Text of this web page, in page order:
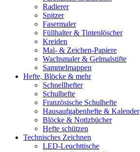
Radierer
Spitzer
Fasermaler
Füllhalter & Tintenlöscher
Kreiden
Mal- & Zeichen-Papiere
Wachsmaler & Gelmalstifte
Sammelmappen
Hefte, Blöcke & mehr
Schnellhefter
Schulhefte
Französische Schulhefte
Hausaufgabenhefte & Kalender
Blöcke & Notizbücher
Hefte schützen
Technisches Zeichnen
LED-Leuchttische